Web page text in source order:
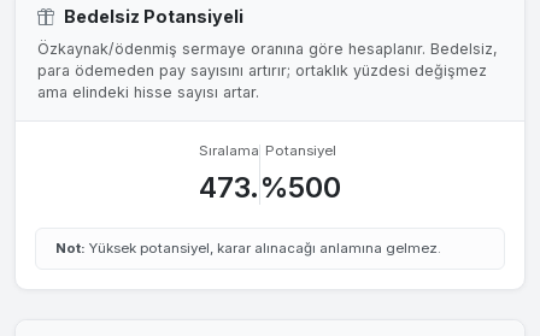
Bedelsiz Potansiyeli
Özkaynak/ödenmiş sermaye oranına göre hesaplanır. Bedelsiz,
para ödemeden pay sayısını artırır; ortaklık yüzdesi değişmez
ama elindeki hisse sayısı artar.
Sıralama
473.
Potansiyel
%500
Not: Yüksek potansiyel, karar alınacağı anlamına gelmez.